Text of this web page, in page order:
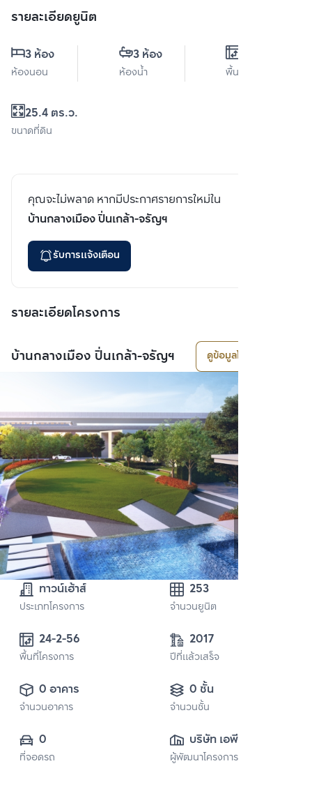
รายละเอียดยูนิต
3 ห้อง
ห้องนอน
3 ห้อง
ห้องน้ำ พื้นที่ใช้สอย
25.4 ตร.ว.
ขนาดที่ดิน
คุณจะไม่พลาด หากมีประกาศรายการใหม่ใน
บ้านกลางเมือง ปิ่นเกล้า-จรัญฯ
รับการแจ้งเตือน
รายละเอียดโครงการ
บ้านกลางเมือง ปิ่นเกล้า-จรัญฯ ดูข้อมูลโครงการ
ทาวน์เฮ้าส์
ประเภทโครงการ
253
จำนวนยูนิต
24-2-56
พื้นที่โครงการ
2017
ปีที่แล้วเสร็จ
0 อาคาร
จำนวนอาคาร
0 ชั้น
จำนวนชั้น
0
ที่จอดรถ
บริษัท เอพี (ไทย
แลนด์)
ผู้พัฒนาโครงการ